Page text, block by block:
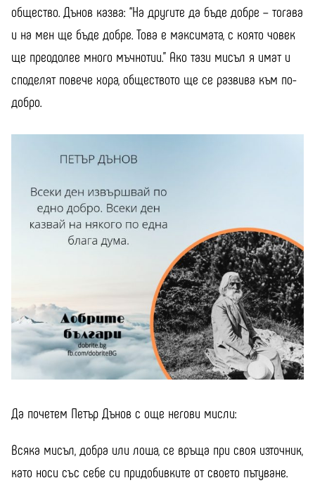
общество. Дънов казва: “На другите да бъде добре – тогава
и на мен ще бъде добре. Това е максимата, с която човек
ще преодолее много мъчнотии.” Ако тази мисъл я имат и
споделят повече хора, обществото ще се развива към по-
добро.
Да почетем Петър Дънов с още негови мисли:
Всяка мисъл, добра или лоша, се връща при своя източник,
като носи със себе си придобивките от своето пътуване.